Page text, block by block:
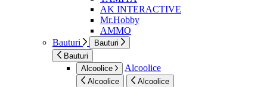
AK INTERACTIVE
Mr.Hobby
AMMO
Bauturi
Bauturi
Bauturi
Alcoolice
Alcoolice
Alcoolice Alcoolice